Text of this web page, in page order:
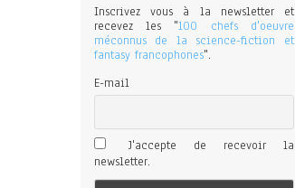
Inscrivez vous à la newsletter et
recevez les "100 chefs d'oeuvre
méconnus de la science-fiction et
fantasy francophones".
E-mail
J'accepte de recevoir la
newsletter.